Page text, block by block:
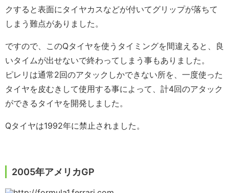
クすると表面にタイヤカスなどが付いてグリップが落ちて
しまう難点がありました。
ですので、このQタイヤを使うタイミングを間違えると、良
いタイムが出せないで終わってしまう事もありました。
ピレリは通常2回のアタックしかできない所を、一度使った
タイヤを皮むきして使用する事によって、計4回のアタック
ができるタイヤを開発しました。
Qタイヤは1992年に禁止されました。
2005年アメリカGP